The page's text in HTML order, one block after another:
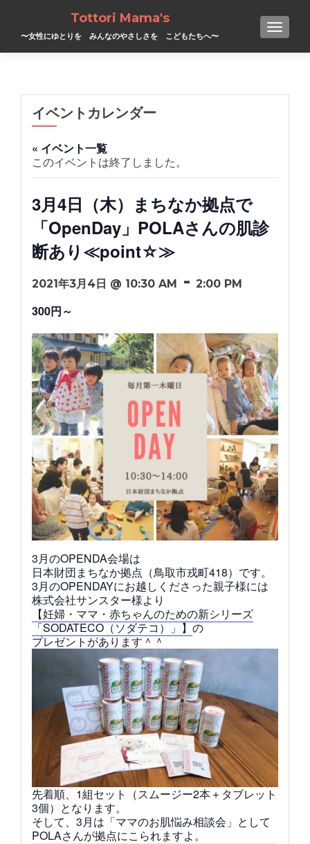
Tottori Mama's
〜女性にゆとりを みんなのやさしさを こどもたちへ〜
イベントカレンダー
« イベント一覧
このイベントは終了しました。
3月4日（木）まちなか拠点で
「OpenDay」POLAさんの肌診
断あり≪point☆≫
2021年3月4日 @ 10:30 AM - 2:00 PM
300円～
3月のOPENDA会場は
日本財団まちなか拠点（鳥取市戎町418）です。
3月のOPENDAYにお越しくださった親子様には
株式会社サンスター様より
【妊婦・ママ・赤ちゃんのための新シリーズ
「SODATECO（ソダテコ）」】の
プレゼントがあります＾＾
先着順、1組セット（スムージー2本＋タブレット
3個）となります。
そして、3月は「ママのお肌悩み相談会」として
POLAさんが拠点にこられますよ。